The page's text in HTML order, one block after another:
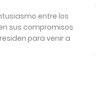
entre los
sus compromisos
para venir a